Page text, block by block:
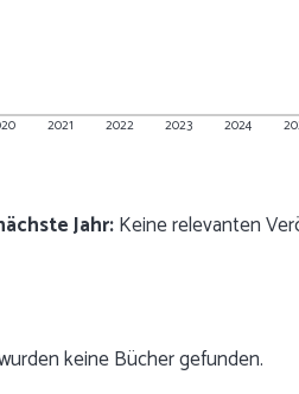
2021 2022 2023 2024
Jahr:Keine relevanten
keine Bücher gefunden.